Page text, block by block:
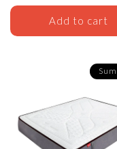
Add to cart